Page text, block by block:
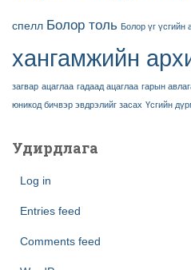
спелл Болор толь Болор үг үсгийн
хангамжийн
загвар ацаглаа гадаад ацаглаа гарын
юникод бичвэр эвдрэлийг засах Үсгийн
Удирдлага
Log in
Entries feed
Comments feed